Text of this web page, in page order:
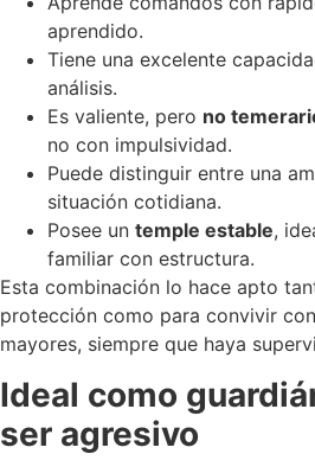
aprendido.
Tiene una excelente
análisis.
Es valiente, pero no
no con impulsividad.
Puede distinguir entre una
situación cotidiana.
Posee un temple estable,
familiar con estructura.
Esta combinación lo hace apto
protección como para convivir
mayores, siempre que haya
Ideal como
ser agresivo